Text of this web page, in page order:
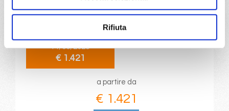
Rifiuta
Amburgo, Lerwick, Reykjavik, Isafjordur, Akureyri, Kirkwall,
14/05/2028
€ 1.421
a partire da
€ 1.421